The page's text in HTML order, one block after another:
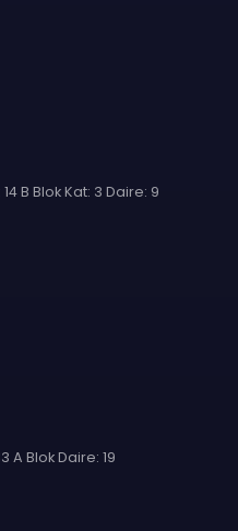
B Blok Kat: 3 Daire: 9
A Blok Daire: 19